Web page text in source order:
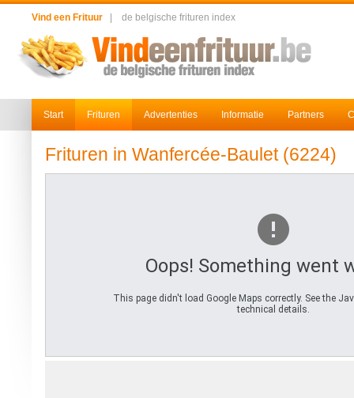
Vind een Frituur de belgische frituren index
Start Frituren Advertenties Informatie Partners
Frituren in Wanfercée-Baulet (6224)
Oops! Something went
This page didn't load Google Maps correctly. See the
technical details.